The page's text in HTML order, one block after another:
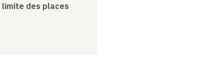
limite des places